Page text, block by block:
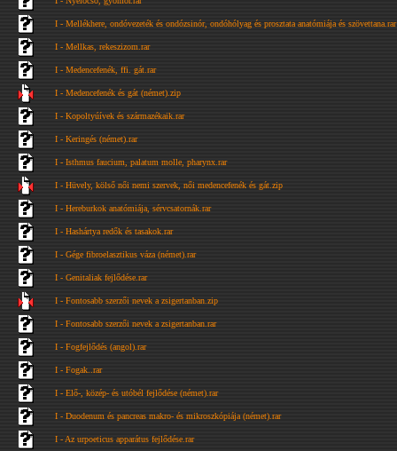
I - Mellékhere, ondóvezeték és ondózsinór, ondóhólyag és prosztata anatómiája és szövettana.rar
I - Mellkas, rekeszizom.rar
I - Medencefenék, ffi. gát.rar
I - Medencefenék és gát (német).zip
I - Kopoltyúívek és származékaik.rar
I - Keringés (német).rar
I - Isthmus faucium, palatum molle, pharynx.rar
I - Hüvely, kölső női nemi szervek, női medencefenék és gát.zip
I - Hereburkok anatómiája, sérvcsatornák.rar
I - Hashártya redők és tasakok.rar
I - Gége fibroelasztikus váza (német).rar
I - Genitaliak fejlődése.rar
I - Fontosabb szerzői nevek a zsigertanban.zip
I - Fontosabb szerzői nevek a zsigertanban.rar
I - Fogfejlődés (angol).rar
I - Fogak..rar
I - Elő-, közép- és utóbél fejlődése (német).rar
I - Duodenum és pancreas makro- és mikroszkópiája (német).rar
I - Az urpoeticus apparátus fejlődése.rar